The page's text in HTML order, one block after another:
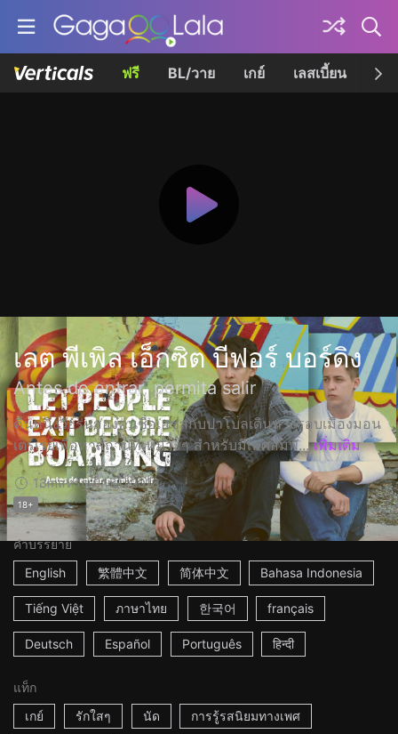
ฟรี BL/วาย เกย์ เลสเบี้ยน เค
เลต พีเพิล เอ็กซิต บีฟอร์ บอร์ดิง
Antes de entrar, permita salir
คืนหนึ่งวัยรุ่นสองคนชื่อเฮซุสกับปาโบลเดินทางรอบเมืองมอน
เตร์เรย์เพื่อหาสถานที่เหมาะๆ สำหรับมีเพศสัมพั... เพิ่มเติม
13mสหรัฐเม็กซิโก2018
18+
คำบรรยาย
English
繁體中文 简体中文 Bahasa Indonesia
Tiếng Việt ภาษาไทย 한국어 français
Deutsch Español Português हिन्दी
แท็ก
เกย์
รักใสๆ นัด การรู้รสนิยมทางเพศ